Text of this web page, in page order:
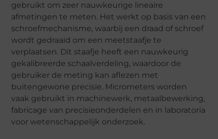
gebruikt om zeer nauwkeurige lineaire
afmetingen te meten. Het werkt op basis van een
schroefmechanisme, waarbij een draad of schroef
wordt gedraaid om een meetstaafje te
verplaatsen. Dit staafje heeft een nauwkeurig
gekalibreerde schaalverdeling, waardoor de
gebruiker de meting kan aflezen met
buitengewone precisie. Micrometers worden
vaak gebruikt in machinewerk, metaalbewerking,
fabricage van precisieonderdelen en in laboratoria
voor wetenschappelijk onderzoek.